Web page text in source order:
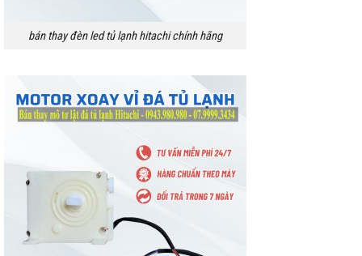
bán thay đèn led tủ lạnh hitachi chính hãng